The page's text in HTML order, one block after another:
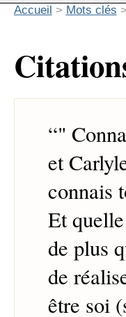
Accueil > Mots clés >
“"
et
connais
Et
de plus
de
être soi